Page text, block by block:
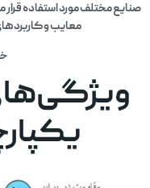
صنایع مختلف مورد استفاده قرار
معایب و